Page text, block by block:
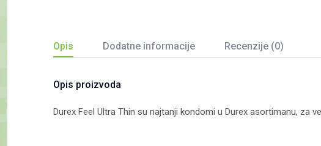
Opis Dodatne informacije Recenzije (0)
Opis proizvoda
Durex Feel Ultra Thin su najtanji kondomi u Durex asortimanu, za